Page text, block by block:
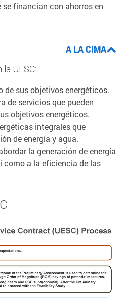
financian con ahorros en
A LA CIMA
UESC:
de sus objetivos energéticos.
de servicios que pueden
objetivos energéticos.
integrales que
de energía y agua.
la generación de energía
como a la eficiencia de las